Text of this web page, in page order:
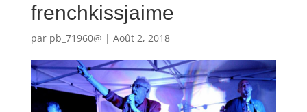
frenchkissjaime
par pb_71960@ | Août 2, 2018